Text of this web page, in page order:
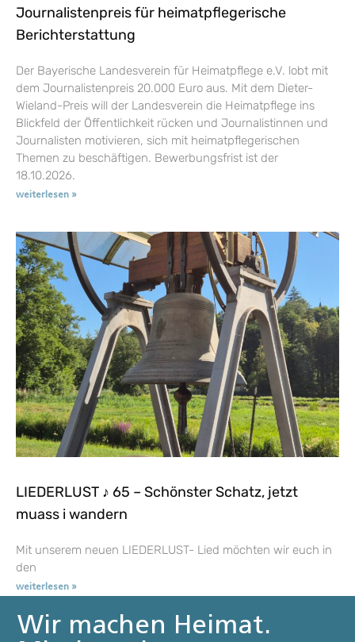
Journalistenpreis für heimatpflegerische
Berichterstattung
Der Bayerische Landesverein für Heimatpflege e.V. lobt mit
dem Journalistenpreis 20.000 Euro aus. Mit dem Dieter-
Wieland-Preis will der Landesverein die Heimatpflege ins
Blickfeld der Öffentlichkeit rücken und Journalistinnen und
Journalisten motivieren, sich mit heimatpflegerischen
Themen zu beschäftigen. Bewerbungsfrist ist der
18.10.2026.
weiterlesen »
LIEDERLUST ♪ 65 – Schönster Schatz, jetzt
muass i wandern
Mit unserem neuen LIEDERLUST- Lied möchten wir euch in
den
weiterlesen »
Wir machen Heimat.